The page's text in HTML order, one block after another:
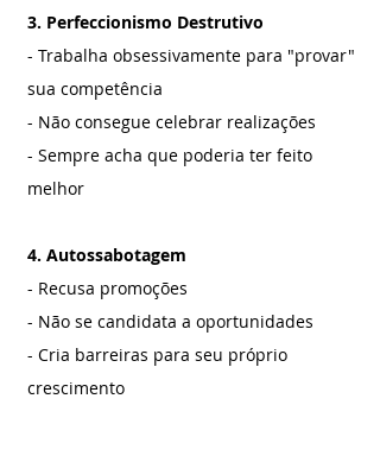
3. Perfeccionismo Destrutivo
- Trabalha obsessivamente para "provar"
sua competência
- Não consegue celebrar realizações
- Sempre acha que poderia ter feito
melhor
4. Autossabotagem
- Recusa promoções
- Não se candidata a oportunidades
- Cria barreiras para seu próprio
crescimento